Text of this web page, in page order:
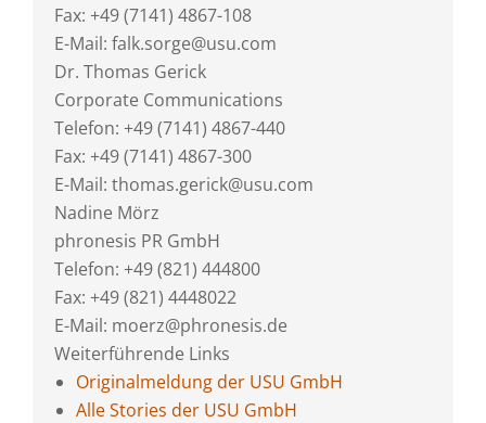
Fax: +49 (7141) 4867-108
E-Mail: falk.sorge@usu.com
Dr. Thomas Gerick
Corporate Communications
Telefon: +49 (7141) 4867-440
Fax: +49 (7141) 4867-300
E-Mail: thomas.gerick@usu.com
Nadine Mörz
phronesis PR GmbH
Telefon: +49 (821) 444800
Fax: +49 (821) 4448022
E-Mail: moerz@phronesis.de
Weiterführende Links
Originalmeldung der USU GmbH
Alle Stories der USU GmbH